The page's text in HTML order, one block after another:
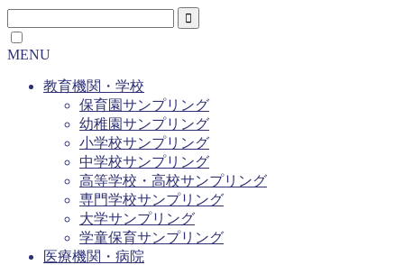
MENU
教育機関・学校
保育園サンプリング
幼稚園サンプリング
小学校サンプリング
中学校サンプリング
高等学校・高校サンプリング
専門学校サンプリング
大学サンプリング
学童保育サンプリング
医療機関・病院